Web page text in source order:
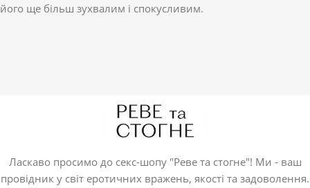
його ще більш зухвалим і спокусливим.
Ласкаво просимо до секс-шопу "Реве та стогне"! Ми - ваш
провідник у світ еротичних вражень, якості та задоволення.